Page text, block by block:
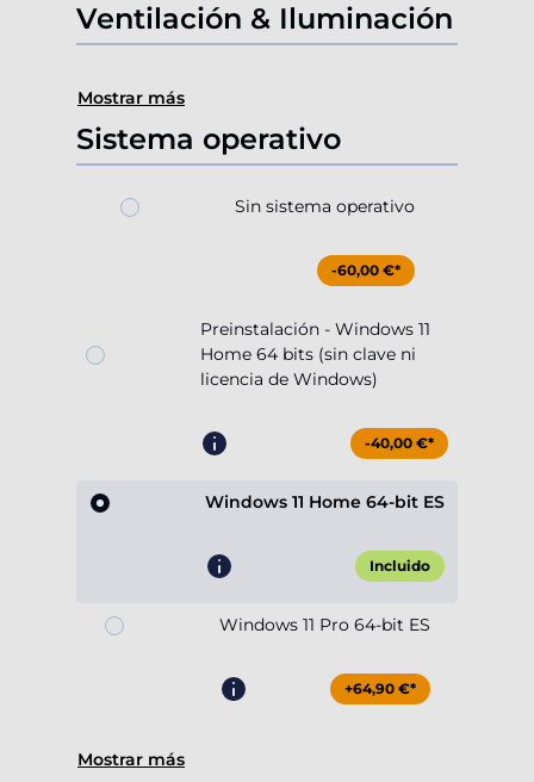
Ventilación & Iluminación
Mostrar más
Sistema operativo
Sin sistema operativo
-60,00 €*
Preinstalación - Windows 11
Home 64 bits (sin clave ni
licencia de Windows)
-40,00 €*
Windows 11 Home 64-bit ES
Incluido
Windows 11 Pro 64-bit ES
+64,90 €*
Mostrar más